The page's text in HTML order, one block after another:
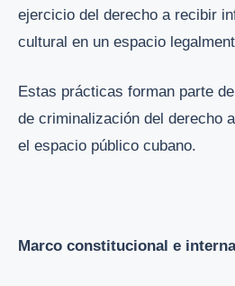
ejercicio del derecho a recibir
cultural en un espacio
Estas prácticas forman parte
de criminalización del derecho
el espacio público cubano.
Marco constitucional e